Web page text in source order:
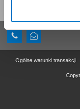
Ogólne warunki transakcji